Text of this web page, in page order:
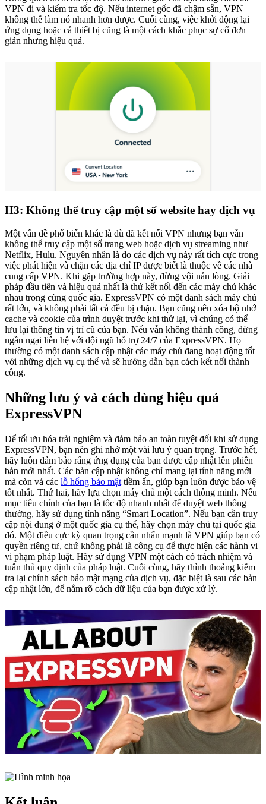
VPN đi và kiểm tra tốc độ. Nếu internet gốc đã chậm sẵn, VPN
không thể làm nó nhanh hơn được. Cuối cùng, việc khởi động lại
ứng dụng hoặc cả thiết bị cũng là một cách khắc phục sự cố đơn
giản nhưng hiệu quả.
H3: Không thể truy cập một số website hay dịch vụ
Một vấn đề phổ biến khác là dù đã kết nối VPN nhưng bạn vẫn
không thể truy cập một số trang web hoặc dịch vụ streaming như
Netflix, Hulu. Nguyên nhân là do các dịch vụ này rất tích cực trong
việc phát hiện và chặn các địa chỉ IP được biết là thuộc về các nhà
cung cấp VPN. Khi gặp trường hợp này, đừng vội nản lòng. Giải
pháp đầu tiên và hiệu quả nhất là thử kết nối đến các máy chủ khác
nhau trong cùng quốc gia. ExpressVPN có một danh sách máy chủ
rất lớn, và không phải tất cả đều bị chặn. Bạn cũng nên xóa bộ nhớ
cache và cookie của trình duyệt trước khi thử lại, vì chúng có thể
lưu lại thông tin vị trí cũ của bạn. Nếu vẫn không thành công, đừng
ngần ngại liên hệ với đội ngũ hỗ trợ 24/7 của ExpressVPN. Họ
thường có một danh sách cập nhật các máy chủ đang hoạt động tốt
với những dịch vụ cụ thể và sẽ hướng dẫn bạn cách kết nối thành
công.
Những lưu ý và cách dùng hiệu quả
ExpressVPN
Để tối ưu hóa trải nghiệm và đảm bảo an toàn tuyệt đối khi sử dụng
ExpressVPN, bạn nên ghi nhớ một vài lưu ý quan trọng. Trước hết,
hãy luôn đảm bảo rằng ứng dụng của bạn được cập nhật lên phiên
bản mới nhất. Các bản cập nhật không chỉ mang lại tính năng mới
mà còn vá các lỗ hổng bảo mật tiềm ẩn, giúp bạn luôn được bảo vệ
tốt nhất. Thứ hai, hãy lựa chọn máy chủ một cách thông minh. Nếu
mục tiêu chính của bạn là tốc độ nhanh nhất để duyệt web thông
thường, hãy sử dụng tính năng “Smart Location”. Nếu bạn cần truy
cập nội dung ở một quốc gia cụ thể, hãy chọn máy chủ tại quốc gia
đó. Một điều cực kỳ quan trọng cần nhấn mạnh là VPN giúp bạn có
quyền riêng tư, chứ không phải là công cụ để thực hiện các hành vi
vi phạm pháp luật. Hãy sử dụng VPN một cách có trách nhiệm và
tuân thủ quy định của pháp luật. Cuối cùng, hãy thỉnh thoảng kiểm
tra lại chính sách bảo mật mạng của dịch vụ, đặc biệt là sau các bản
cập nhật lớn, để nắm rõ cách dữ liệu của bạn được xử lý.